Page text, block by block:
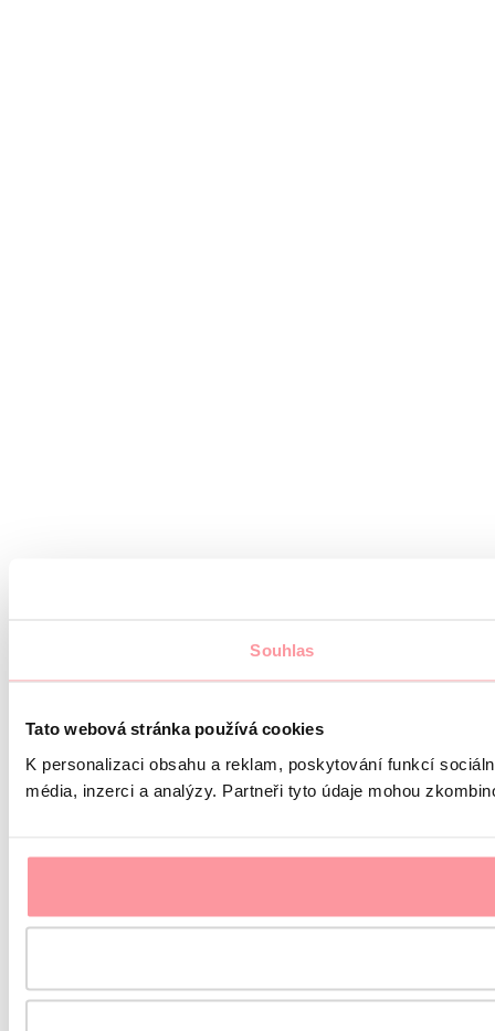
Souhlas
Tato webová stránka používá cookies
K personalizaci obsahu a reklam, poskytování funkcí
média, inzerci a analýzy. Partneři tyto údaje mohou